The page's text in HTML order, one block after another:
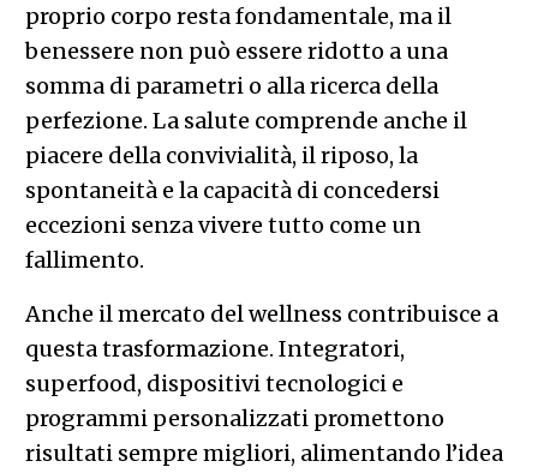
proprio corpo resta fondamentale, ma il
benessere non può essere ridotto a una
somma di parametri o alla ricerca della
perfezione. La salute comprende anche il
piacere della convivialità, il riposo, la
spontaneità e la capacità di concedersi
eccezioni senza vivere tutto come un
fallimento.
Anche il mercato del wellness contribuisce a
questa trasformazione. Integratori,
superfood, dispositivi tecnologici e
programmi personalizzati promettono
risultati sempre migliori, alimentando l’idea